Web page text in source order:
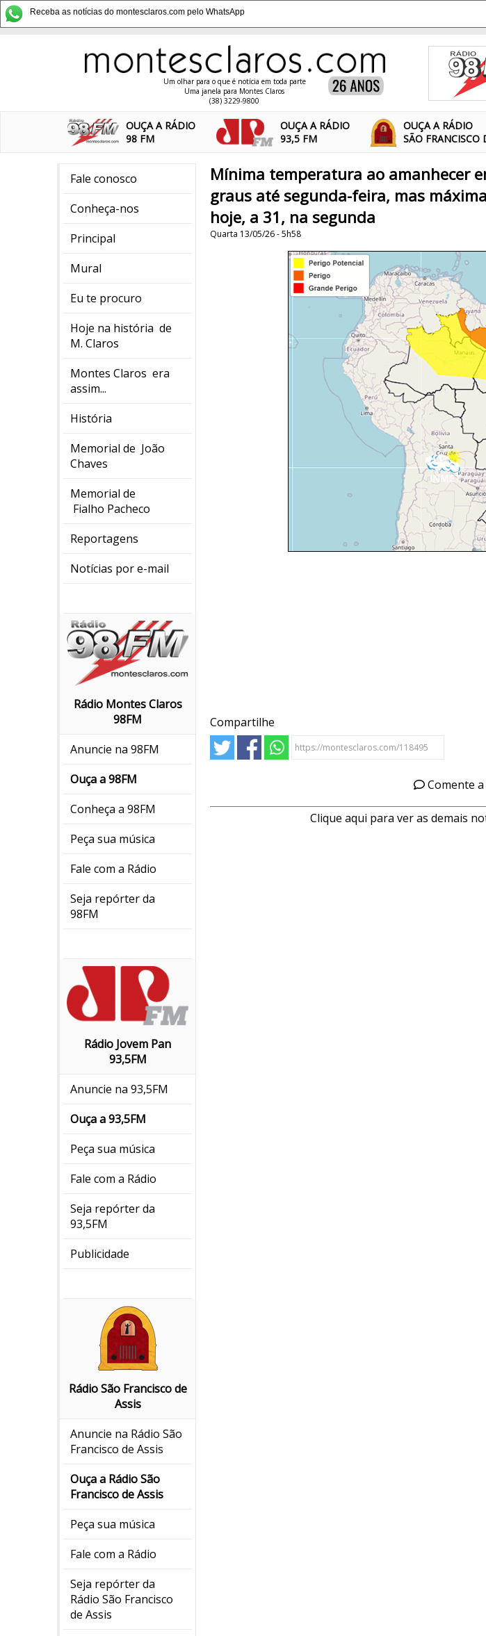
Receba as notícias do montesclaros.com pelo WhatsApp
Um olhar para o que é notícia em toda parte
Uma janela para Montes Claros
(38) 3229-9800
OUÇA A RÁDIO
98 FM
OUÇA A RÁDIO
93,5 FM
OUÇA A RÁDIO
SÃO FRANCISCO
Fale conosco
Conheça-nos
Principal
Mural
Eu te procuro
Hoje na história de
M. Claros
Montes Claros era
assim...
História
Memorial de João
Chaves
Memorial de
Fialho Pacheco
Reportagens
Notícias por e-mail
Rádio Montes Claros
98FM
Anuncie na 98FM
Ouça a 98FM
Conheça a 98FM
Peça sua música
Fale com a Rádio
Seja repórter da
98FM
Rádio Jovem Pan
93,5FM
Anuncie na 93,5FM
Ouça a 93,5FM
Peça sua música
Fale com a Rádio
Seja repórter da
93,5FM
Publicidade
Rádio São Francisco de
Assis
Anuncie na Rádio São
Francisco de Assis
Ouça a Rádio São
Francisco de Assis
Peça sua música
Fale com a Rádio
Seja repórter da
Rádio São Francisco
de Assis
Mínima temperatura ao amanhecer
graus até segunda-feira, mas
hoje, a 31, na segunda
Quarta 13/05/26 - 5h58
Compartilhe
Comente
Clique aqui para ver as demais